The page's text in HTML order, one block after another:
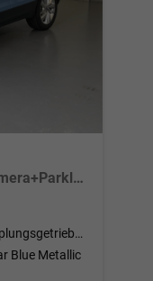
LIFE 115PS DSG AHK+Navi+Matrix+Kamera+Parklenk+Alu17+App-Connect
Doppelkupplungsgetriebe (DSG)
Blue Metallic